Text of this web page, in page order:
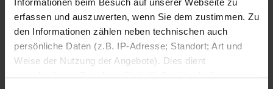
erfassen und auszuwerten, wenn Sie dem zustimmen. Zu
den Informationen zählen neben technischen auch
persönliche Daten (z.B. IP-Adresse; Standort; Art und
Weise der Nutzung der Angebote). Dies dient
verschiedenen Zwecken: Statistik Cookies helfen uns zu
Lichtleistung. Das elegante Zusammenspiel von
warmgrauem und kaffeefarbenem Metall mit
mattweißem Acryl macht sie zu einem stilvollen
Blickfang und sorgt für ein harmonisches Wohnambiente.